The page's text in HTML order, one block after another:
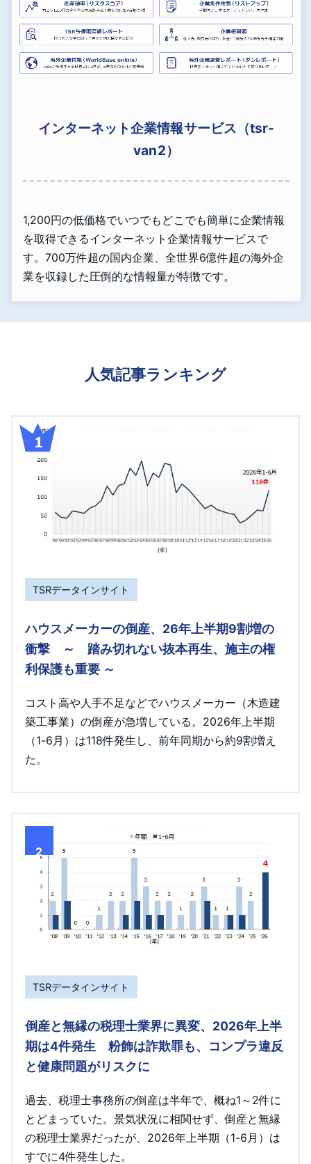
インターネット企業情報サービス（tsr-
van2）
1,200円の低価格でいつでもどこでも簡単に企業情報
を取得できるインターネット企業情報サービスで
す。700万件超の国内企業、全世界6億件超の海外企
業を収録した圧倒的な情報量が特徴です。
人気記事ランキング
TSRデータインサイト
ハウスメーカーの倒産、26年上半期9割増の
衝撃 ～ 踏み切れない抜本再生、施主の権
利保護も重要 ～
コスト高や人手不足などでハウスメーカー（木造建
築工事業）の倒産が急増している。2026年上半期
（1-6月）は118件発生し、前年同期から約9割増え
た。
2
TSRデータインサイト
倒産と無縁の税理士業界に異変、2026年上半
期は4件発生 粉飾は詐欺罪も、コンプラ違反
と健康問題がリスクに
過去、税理士事務所の倒産は半年で、概ね1～2件に
とどまっていた。景気状況に相関せず、倒産と無縁
の税理士業界だったが、2026年上半期（1-6月）は
すでに4件発生した。